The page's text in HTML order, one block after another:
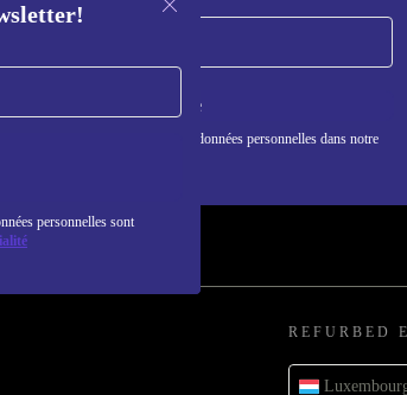
personnelles sont
S'inscrire
informations sur l'utilisation des données personnelles dans notre
confidentialité
REFURBED